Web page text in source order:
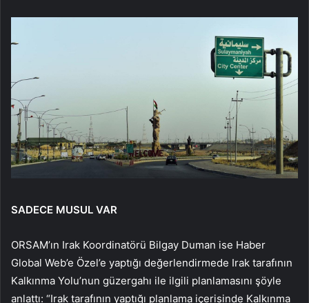
SADECE MUSUL VAR
ORSAM’ın Irak Koordinatörü Bilgay Duman ise Haber
Global Web’e Özel’e yaptığı değerlendirmede Irak tarafının
Kalkınma Yolu’nun güzergahı ile ilgili planlamasını şöyle
anlattı: “Irak tarafının yaptığı planlama içerisinde Kalkınma